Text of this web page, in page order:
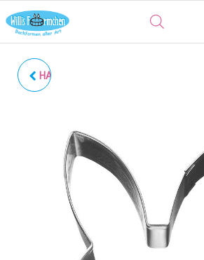
HASE | MIT SCHLAPPOHR